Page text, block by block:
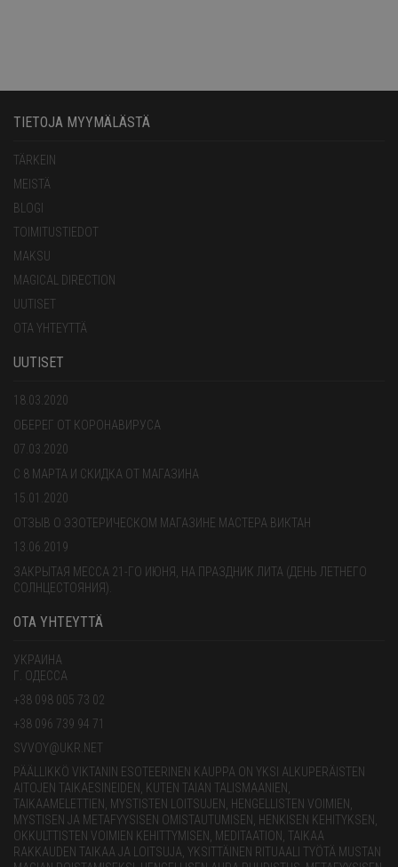
TIETOJA MYYMÄLÄSTÄ
TÄRKEIN
MEISTÄ
BLOGI
TOIMITUSTIEDOT
MAKSU
MAGICAL DIRECTION
UUTISET
OTA YHTEYTTÄ
UUTISET
18.03.2020
ОБЕРЕГ ОТ КОРОНАВИРУСА
07.03.2020
С 8 МАРТА И СКИДКА ОТ МАГАЗИНА
15.01.2020
ОТЗЫВ О ЭЗОТЕРИЧЕСКОМ МАГАЗИНЕ МАСТЕРА ВИКТАН
13.06.2019
ЗАКРЫТАЯ МЕССА 21-ГО ИЮНЯ, НА ПРАЗДНИК ЛИТА (ДЕНЬ ЛЕТНЕГО
СОЛНЦЕСТОЯНИЯ).
OTA YHTEYTTÄ
УКРАИНА
Г. ОДЕССА
+38 098 005 73 02
+38 096 739 94 71
SVVOY@UKR.NET
PÄÄLLIKKÖ VIKTANIN ESOTEERINEN KAUPPA ON YKSI ALKUPERÄISTEN
AITOJEN TAIKAESINEIDEN, KUTEN TAIAN TALISMAANIEN,
TAIKAAMELETTIEN, MYSTISTEN LOITSUJEN, HENGELLISTEN VOIMIEN,
MYSTISEN JA METAFYYSISEN OMISTAUTUMISEN, HENKISEN KEHITYKSEN,
OKKULTTISTEN VOIMIEN KEHITTYMISEN, MEDITAATION, TAIKAA
RAKKAUDEN TAIKAA JA LOITSUJA, YKSITTÄINEN RITUAALI TYÖTÄ MUSTAN